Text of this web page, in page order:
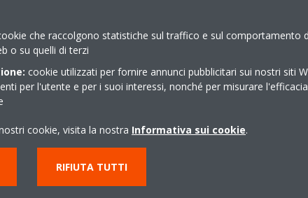
TK SRL
che raccolgono statistiche sul traffico e sul comportamento
o su quelli di terzi
cookie utilizzati per fornire annunci pubblicitari sui nostri siti
per l'utente e per i suoi interessi, nonché per misurare
cookie, visita la nostra Informativa sui cookie.
RIFIUTA TUTTI